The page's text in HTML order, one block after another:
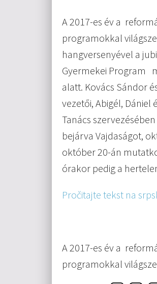
A 2017-es év a
programokkal
hangversenyével a
Gyermekei Program
alatt. Kovács Sándor
vezetői, Abigél, Dániel
Tanács
bejárva Vajdaságot,
október 20-án
órakor pedig a
Pročitajte tekst na
A 2017-es év a
programokkal